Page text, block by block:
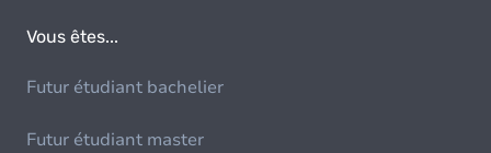
Vous êtes...
Futur étudiant bachelier
Futur étudiant master